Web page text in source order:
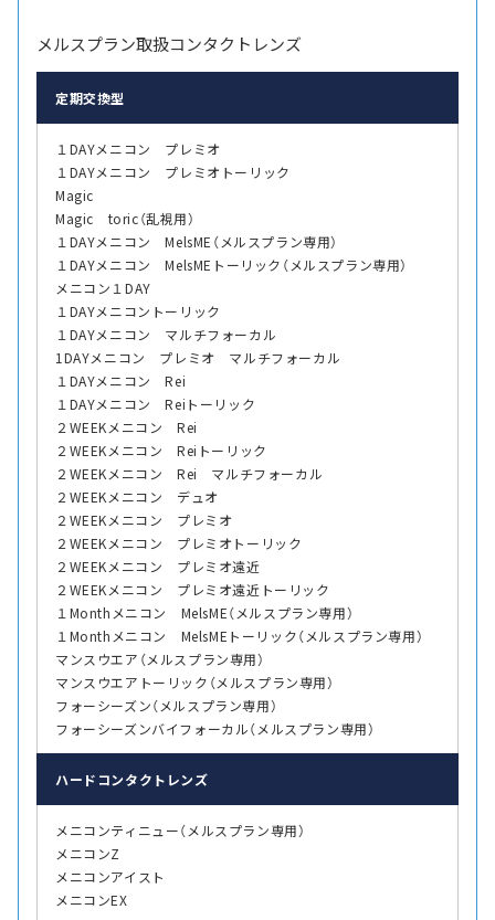
メルスプラン取扱コンタクトレンズ
定期交換型
１DAYメニコン プレミオ
１DAYメニコン プレミオトーリック
Magic
Magic toric（乱視用）
１DAYメニコン MelsME（メルスプラン専用）
１DAYメニコン MelsMEトーリック（メルスプラン専用）
メニコン１DAY
１DAYメニコントーリック
１DAYメニコン マルチフォーカル
1DAYメニコン プレミオ マルチフォーカル
１DAYメニコン Rei
１DAYメニコン Reiトーリック
２WEEKメニコン Rei
２WEEKメニコン Reiトーリック
２WEEKメニコン Rei マルチフォーカル
２WEEKメニコン デュオ
２WEEKメニコン プレミオ
２WEEKメニコン プレミオトーリック
２WEEKメニコン プレミオ遠近
２WEEKメニコン プレミオ遠近トーリック
１Monthメニコン MelsME（メルスプラン専用）
１Monthメニコン MelsMEトーリック（メルスプラン専用）
マンスウエア（メルスプラン専用）
マンスウエアトーリック（メルスプラン専用）
フォーシーズン（メルスプラン専用）
フォーシーズンバイフォーカル（メルスプラン専用）
ハード コンタクトレンズ
メニコンティニュー（メルスプラン専用）
メニコンZ
メニコンアイスト
メニコンEX